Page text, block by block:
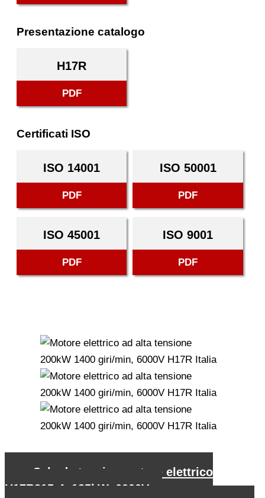
Presentazione catalogo
H17R
PDF
Certificati ISO
ISO 14001
PDF
ISO 50001
PDF
ISO 45001
PDF
ISO 9001
PDF
Scheda tecnica motore elettrico
H17R315-4, 185kW, 6000V